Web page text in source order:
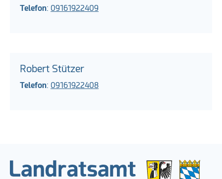
Telefon: 09161922409
Robert Stützer
Telefon: 09161922408